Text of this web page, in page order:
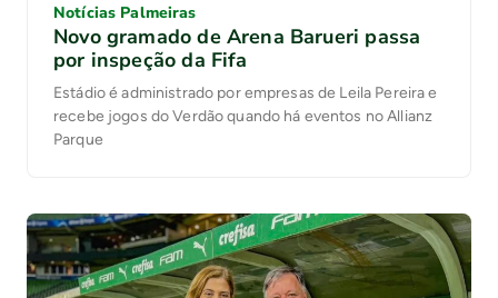
Notícias Palmeiras
Novo gramado de Arena Barueri passa
por inspeção da Fifa
Estádio é administrado por empresas de Leila Pereira e
recebe jogos do Verdão quando há eventos no Allianz
Parque